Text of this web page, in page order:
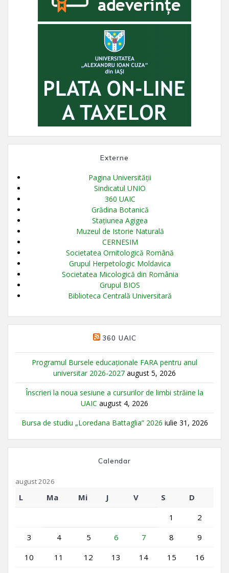
Externe
Pagina Universității
Sindicatul UNIO
360 UAIC
Grădina Botanică
Stațiunea Agigea
Muzeul de Istorie Naturală
CERNESIM
Societatea Ornitologică Română
Grupul Herpetologic Moldavica
Societatea Micologică din România
Grupul BIOS
Biblioteca Centrală Universitară
360 UAIC
Programul Bursele educaționale FARA pentru anul
universitar 2026-2027 august 5, 2026
Înscrieri la noua sesiune a cursurilor de limbi străine la
UAIC august 4, 2026
Bursa de studiu „Loredana Battaglia” 2026 iulie 31, 2026
Calendar
august 2026
L Ma Mi J V S
D
1
2
3
4 5 6 7 8
9
10
11 12 13 14 15
16